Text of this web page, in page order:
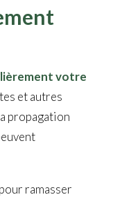
votre
et autres
propagation
ramasser